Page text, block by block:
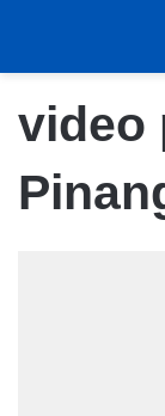
video